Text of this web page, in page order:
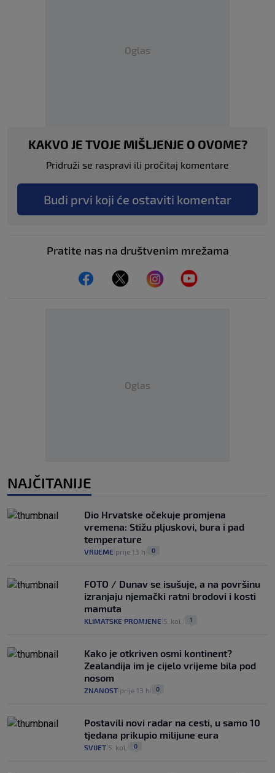
Oglas
KAKVO JE TVOJE MIŠLJENJE O OVOME?
Pridruži se raspravi ili pročitaj komentare
Budi prvi koji će ostaviti komentar
Pratite nas na društvenim mrežama
Oglas
NAJČITANIJE
Dio Hrvatske očekuje promjena
vremena: Stižu pljuskovi, bura i pad
temperature
VRIJEME prije 13 h 0
FOTO / Dunav se isušuje, a na površinu
izranjaju njemački ratni brodovi i kosti
mamuta
KLIMATSKE PROMJENE 5. kol. 1
Kako je otkriven osmi kontinent?
Zealandija im je cijelo vrijeme bila pod
nosom
ZNANOST prije 13 h 0
Postavili novi radar na cesti, u samo 10
tjedana prikupio milijune eura
SVIJET 5. kol. 0